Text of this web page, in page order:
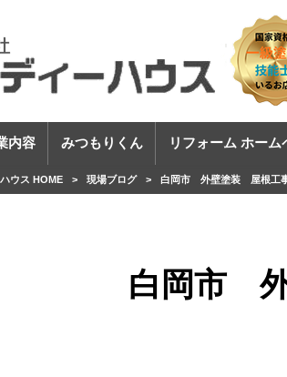
内容 みつもりくん リフォーム ホーム
ウス HOME > 現場ブログ > 白岡市 外壁塗装 屋根工
白岡市